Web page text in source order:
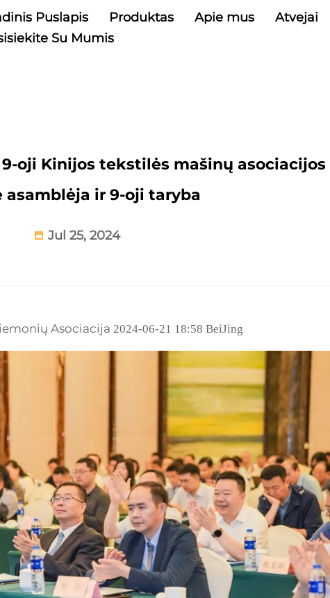
Puslapis Produktas Apie mus
Atvejai
Su Mumis
oji Kinijos tekstilės mašinų asociacijos
asamblėja ir 9-oji taryba
Jul 25, 2024
Asociacija 2024-06-21 18:58 BeiJing